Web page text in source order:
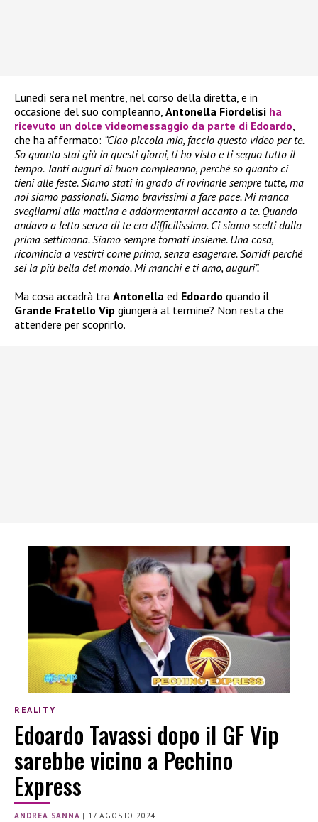
Lunedì sera nel mentre, nel corso della diretta, e in
occasione del suo compleanno, Antonella Fiordelisi ha
ricevuto un dolce videomessaggio da parte di Edoardo,
che ha affermato: “Ciao piccola mia, faccio questo video per te.
So quanto stai giù in questi giorni, ti ho visto e ti seguo tutto il
tempo. Tanti auguri di buon compleanno, perché so quanto ci
tieni alle feste. Siamo stati in grado di rovinarle sempre tutte, ma
noi siamo passionali. Siamo bravissimi a fare pace. Mi manca
svegliarmi alla mattina e addormentarmi accanto a te. Quando
andavo a letto senza di te era difficilissimo. Ci siamo scelti dalla
prima settimana. Siamo sempre tornati insieme. Una cosa,
ricomincia a vestirti come prima, senza esagerare. Sorridi perché
sei la più bella del mondo. Mi manchi e ti amo, auguri”.
Ma cosa accadrà tra Antonella ed Edoardo quando il
Grande Fratello Vip giungerà al termine? Non resta che
attendere per scoprirlo.
REALITY
Edoardo Tavassi dopo il GF Vip
sarebbe vicino a Pechino
Express
ANDREA SANNA | 17 AGOSTO 2024